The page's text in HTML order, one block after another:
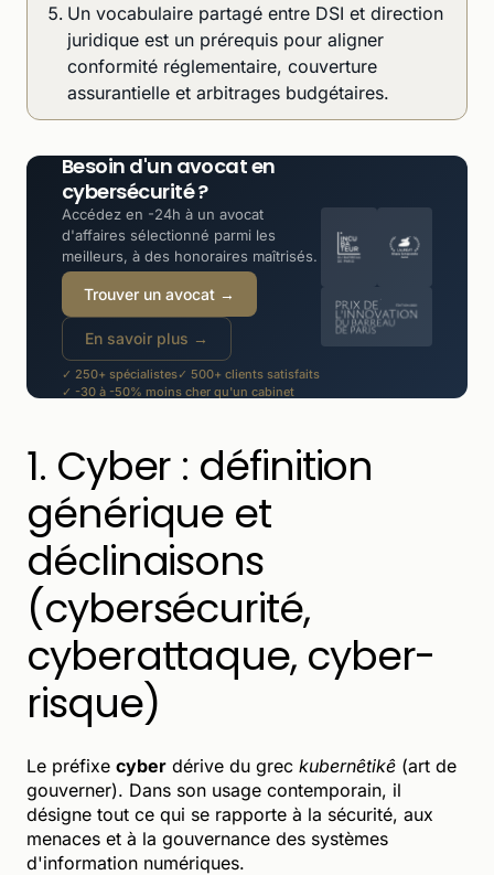
Un vocabulaire partagé entre DSI et direction
juridique est un prérequis pour aligner
conformité réglementaire, couverture
assurantielle et arbitrages budgétaires.
Besoin d'un avocat en
cybersécurité ?
Accédez en -24h à un avocat
d'affaires sélectionné parmi les
meilleurs, à des honoraires maîtrisés.
Trouver un avocat →
En savoir plus →
✓ 250+ spécialistes✓ 500+ clients satisfaits
✓ -30 à -50% moins cher qu'un cabinet
1. Cyber : définition
générique et
déclinaisons
(cybersécurité,
cyberattaque, cyber-
risque)
Le préfixe cyber dérive du grec kubernêtikê (art de
gouverner). Dans son usage contemporain, il
désigne tout ce qui se rapporte à la sécurité, aux
menaces et à la gouvernance des systèmes
d'information numériques.